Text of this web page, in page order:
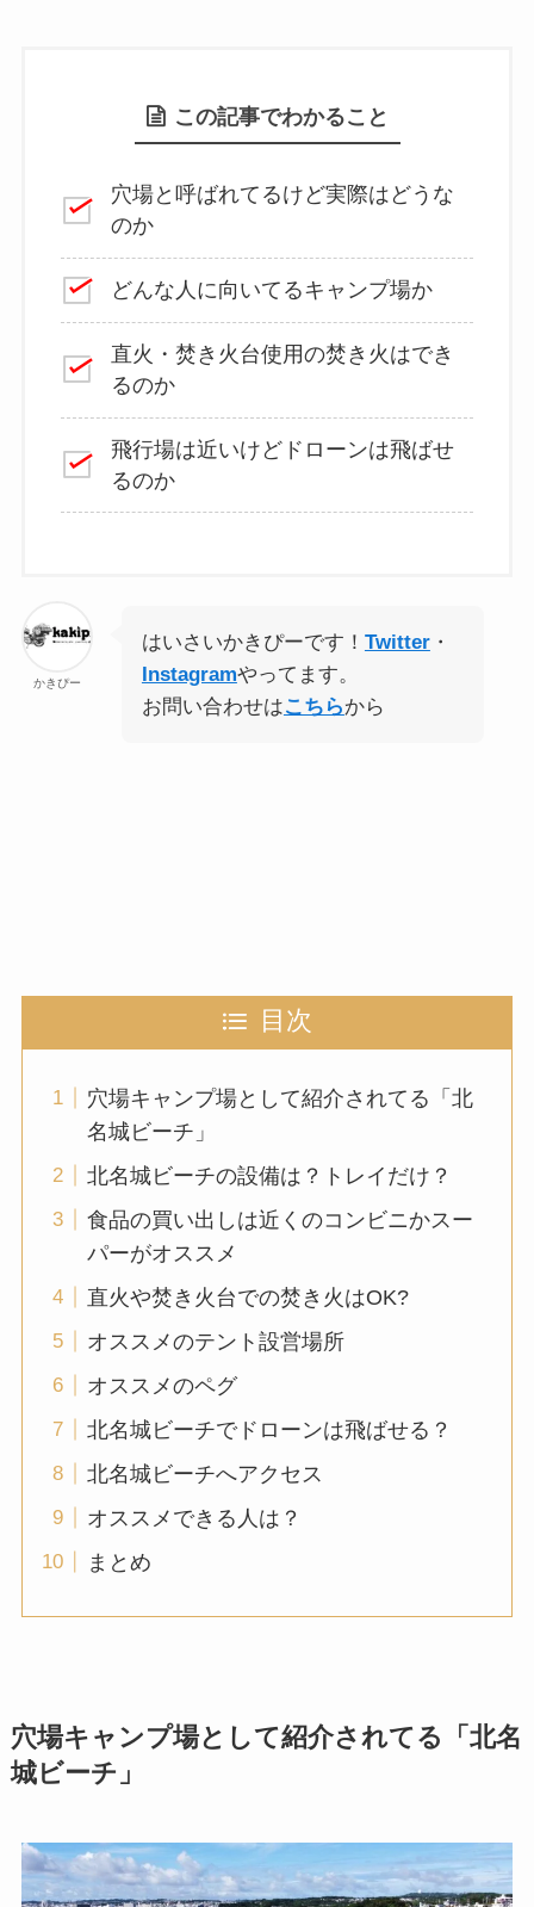
この記事でわかること
穴場と呼ばれてるけど実際はどうな
のか
どんな人に向いてるキャンプ場か
直火・焚き火台使用の焚き火はでき
るのか
飛行場は近いけどドローンは飛ばせ
るのか
かきぴー
はいさいかきぴーです！ Twitter・
Instagramやってます。
お問い合わせはこちらから
目次
穴場キャンプ場として紹介されてる「北
名城ビーチ」
北名城ビーチの設備は？トレイだけ？
食品の買い出しは近くのコンビニかスー
パーがオススメ
直火や焚き火台での焚き火はOK?
オススメのテント設営場所
オススメのペグ
北名城ビーチでドローンは飛ばせる？
北名城ビーチへアクセス
オススメできる人は？
まとめ
穴場キャンプ場として紹介されてる「北名
城ビーチ」